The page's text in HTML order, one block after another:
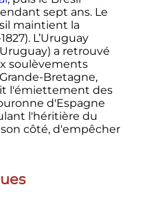
sept ans. Le
maintient la
L’Uruguay
a retrouvé
soulèvements
Bretagne,
l'émiettement des
d'Espagne
l'héritière du
côté, d'empêcher